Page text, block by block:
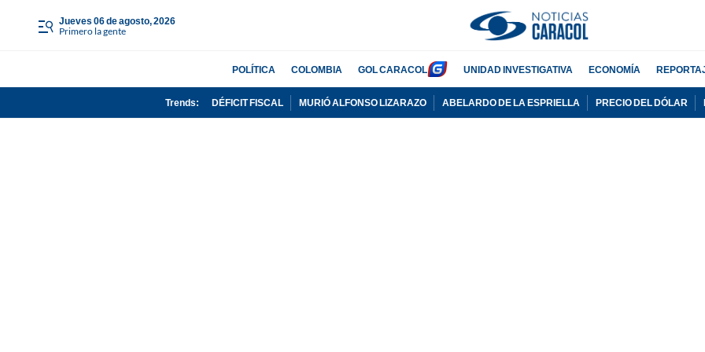
jueves 06 de agosto, 2026
Primero la gente
POLÍTICA COLOMBIA GOL CARACOL UNIDAD INVESTIGATIVA ECONOMÍA
Trends: DÉFICIT FISCAL MURIÓ ALFONSO LIZARAZO ABELARDO DE LA ESPRIELLA PRECIO DEL DÓLAR